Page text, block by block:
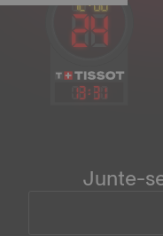
13: 31
Junte-